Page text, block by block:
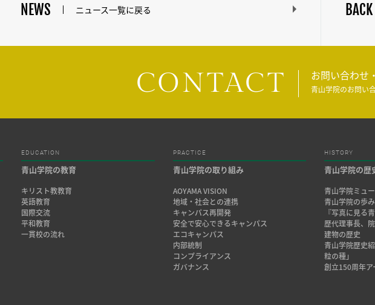
NEWS ニュース一覧に戻る BACK
CONTACT お問い合わせ
青山学院のお問い
EDUCATION
青山学院の教育
キリスト教教育
英語教育
国際交流
平和教育
一貫校の流れ
PRACTICE
青山学院の取り組み
AOYAMA VISION
地域・社会との連携
キャンパス再開発
安全で安心できるキャンパス
エコキャンパス
内部統制
コンプライアンス
ガバナンス
HISTORY
青山学院の歴
青山学院ミュ
青山学院の歩み
『写真に見る
歴代理事長、
建物の歴史
青山学院歴史
粒の種」
創立150周年ア